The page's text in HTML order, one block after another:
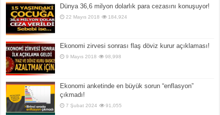
Dünya 36,6 milyon dolarlık para cezasını konuşuyor!
22 Mayıs 2018 184,924
Ekonomi zirvesi sonrası flaş döviz kurur açıklaması!
9 Mayıs 2018 98,998
Ekonomi anketinde en büyük sorun “enflasyon”
çıkmadı!
7 Şubat 2024 91,055